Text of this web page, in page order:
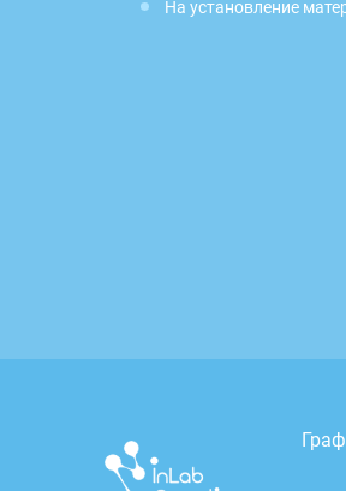
На установление